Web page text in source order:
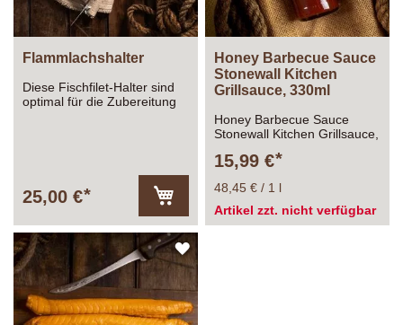
Flammlachshalter
Diese Fischfilet-Halter sind
optimal für die Zubereitung
25,00 €
den
Warenkorb
Honey Barbecue Sauce
Stonewall Kitchen
Grillsauce, 330ml
Honey Barbecue Sauce
Stonewall Kitchen Grillsauce,
15,99 €
48,45 € / 1 l
Artikel zzt. nicht verfügbar
ZUR
WUNSCHLISTE
HINZUFÜGEN